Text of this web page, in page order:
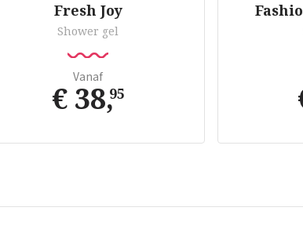
Fresh Joy
Shower gel
Vanaf
€ 38,95